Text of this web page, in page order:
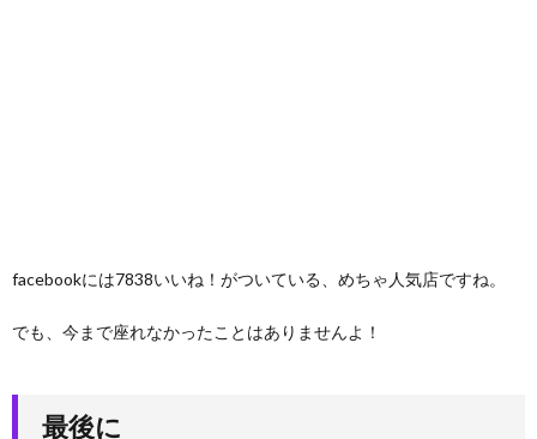
facebookには7838いいね！がついている、めちゃ人気店ですね。
でも、今まで座れなかったことはありませんよ！
最後に